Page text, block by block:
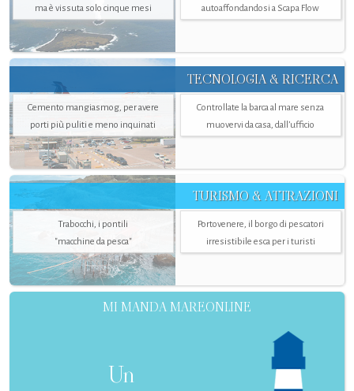
ma è vissuta solo cinque mesi
autoaffondandosi a Scapa Flow
TECNOLOGIA & RICERCA
Cemento mangiasmog, per avere
porti più puliti e meno inquinati
Controllate la barca al mare senza
muovervi da casa, dall’ufficio
TURISMO & ATTRAZIONI
Trabocchi, i pontili
"macchine da pesca"
Portovenere, il borgo di pescatori
irresistibile esca per i turisti
MI MANDA MAREONLINE
Un